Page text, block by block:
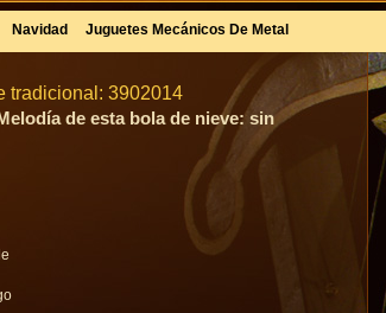
Navidad Juguetes Mecánicos De Metal
tradicional: 3902014
de esta bola de nieve: sin